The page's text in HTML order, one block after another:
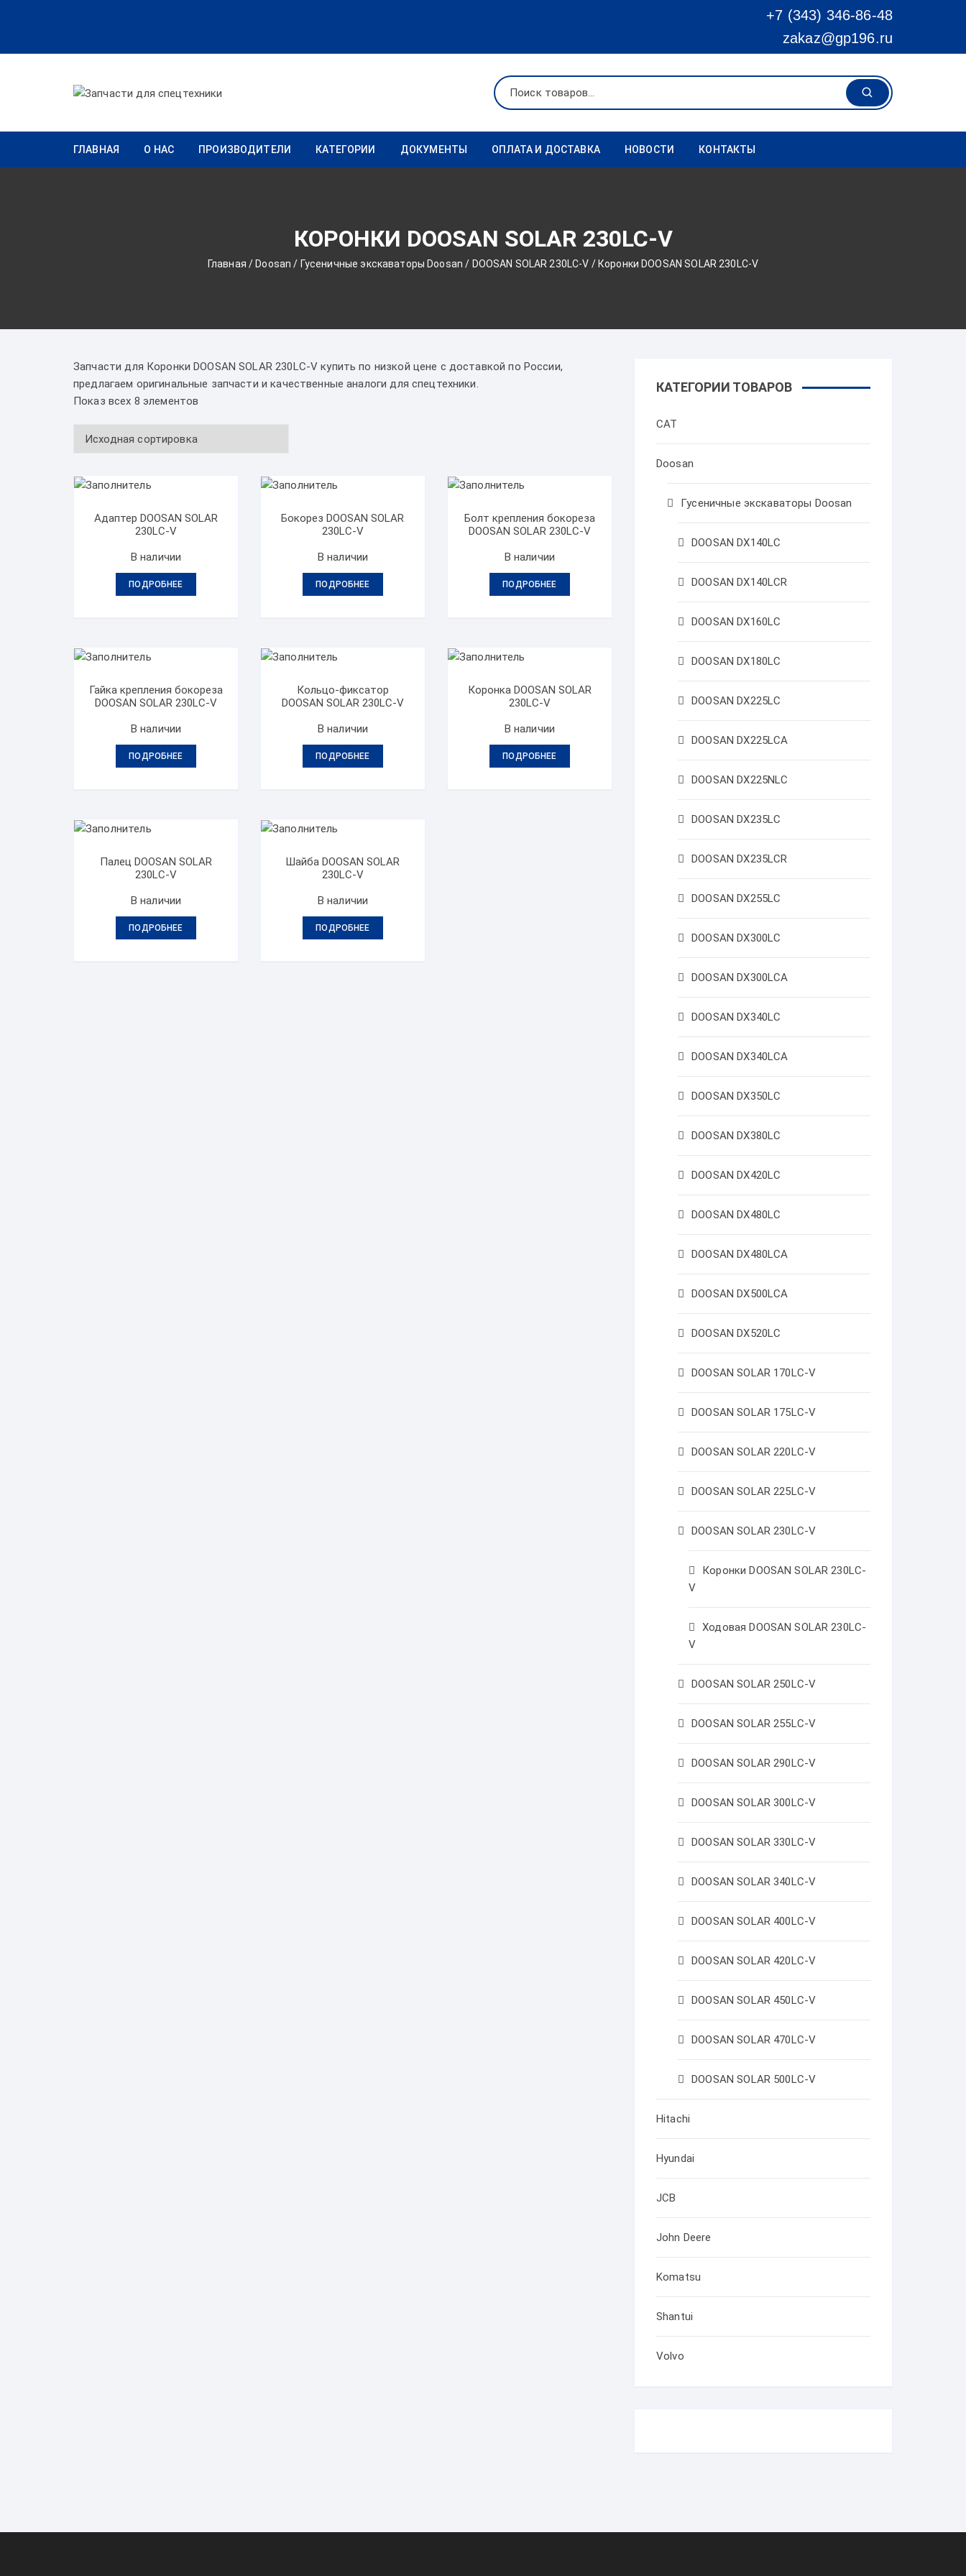
+7 (343) 346-86-48
zakaz@gp196.ru
ГЛАВНАЯ О НАС ПРОИЗВОДИТЕЛИ КАТЕГОРИИ ДОКУМЕНТЫ ОПЛАТА И ДОСТАВКА НОВОСТИ КОНТАКТЫ
КОРОНКИ DOOSAN SOLAR 230LC-V
Главная / Doosan / Гусеничные экскаваторы Doosan / DOOSAN SOLAR 230LC-V / Коронки DOOSAN SOLAR 230LC-V
Запчасти для Коронки DOOSAN SOLAR 230LC-V купить по низкой цене с доставкой по России,
предлагаем оригинальные запчасти и качественные аналоги для спецтехники.
Показ всех 8 элементов
Адаптер DOOSAN SOLAR
230LC-V
В наличии
ПОДРОБНЕЕ
Бокорез DOOSAN SOLAR
230LC-V
В наличии
ПОДРОБНЕЕ
Болт крепления бокореза
DOOSAN SOLAR 230LC-V
В наличии
ПОДРОБНЕЕ
Гайка крепления бокореза
DOOSAN SOLAR 230LC-V
В наличии
ПОДРОБНЕЕ
Кольцо-фиксатор
DOOSAN SOLAR 230LC-V
В наличии
ПОДРОБНЕЕ
Коронка DOOSAN SOLAR
230LC-V
В наличии
ПОДРОБНЕЕ
Палец DOOSAN SOLAR
230LC-V
В наличии
ПОДРОБНЕЕ
Шайба DOOSAN SOLAR
230LC-V
В наличии
ПОДРОБНЕЕ
КАТЕГОРИИ ТОВАРОВ
CAT
Doosan
Гусеничные экскаваторы Doosan
DOOSAN DX140LC
DOOSAN DX140LCR
DOOSAN DX160LC
DOOSAN DX180LC
DOOSAN DX225LC
DOOSAN DX225LCA
DOOSAN DX225NLC
DOOSAN DX235LC
DOOSAN DX235LCR
DOOSAN DX255LC
DOOSAN DX300LC
DOOSAN DX300LCA
DOOSAN DX340LC
DOOSAN DX340LCA
DOOSAN DX350LC
DOOSAN DX380LC
DOOSAN DX420LC
DOOSAN DX480LC
DOOSAN DX480LCA
DOOSAN DX500LCA
DOOSAN DX520LC
DOOSAN SOLAR 170LC-V
DOOSAN SOLAR 175LC-V
DOOSAN SOLAR 220LC-V
DOOSAN SOLAR 225LC-V
DOOSAN SOLAR 230LC-V
Коронки DOOSAN SOLAR 230LC-
V
Ходовая DOOSAN SOLAR 230LC-
V
DOOSAN SOLAR 250LC-V
DOOSAN SOLAR 255LC-V
DOOSAN SOLAR 290LC-V
DOOSAN SOLAR 300LC-V
DOOSAN SOLAR 330LC-V
DOOSAN SOLAR 340LC-V
DOOSAN SOLAR 400LC-V
DOOSAN SOLAR 420LC-V
DOOSAN SOLAR 450LC-V
DOOSAN SOLAR 470LC-V
DOOSAN SOLAR 500LC-V
Hitachi
Hyundai
JCB
John Deere
Komatsu
Shantui
Volvo